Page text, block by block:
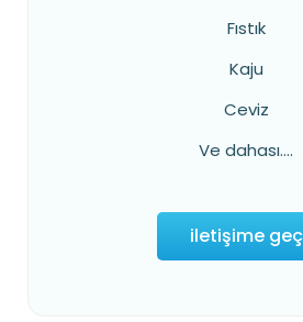
Fıstık
Kaju
Ceviz
Ve dahası....
iletişime geç